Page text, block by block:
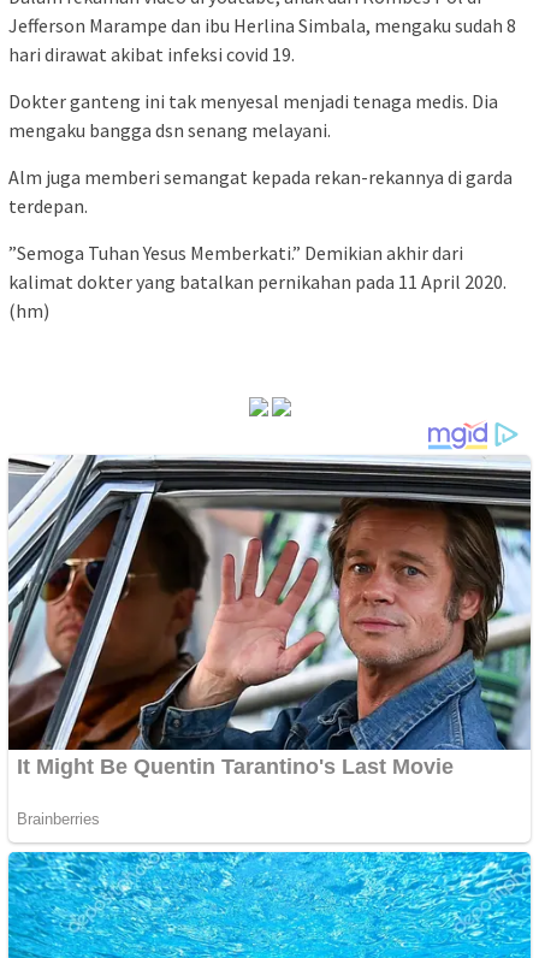
Jefferson Marampe dan ibu Herlina Simbala, mengaku sudah 8
hari dirawat akibat infeksi covid 19.
Dokter ganteng ini tak menyesal menjadi tenaga medis. Dia
mengaku bangga dsn senang melayani.
Alm juga memberi semangat kepada rekan-rekannya di garda
terdepan.
”Semoga Tuhan Yesus Memberkati.” Demikian akhir dari
kalimat dokter yang batalkan pernikahan pada 11 April 2020.
(hm)